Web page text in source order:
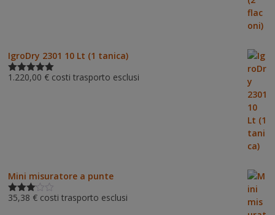
IgroDry 2301 10 Lt (1 tanica)
Valutato
1.220,00 € costi trasporto esclusi
Mini misuratore a punte
Valutat
35,38 € costi trasporto esclusi